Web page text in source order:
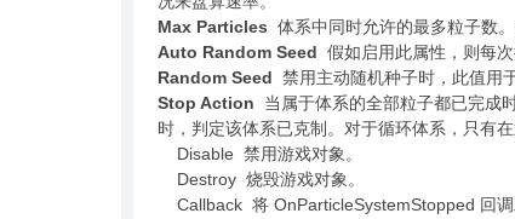
Max Particles 体系中同时允许的最多粒子数
Auto Random Seed 假如启用此属性，则每
Random Seed 禁用主动随机种子时，此值用
Stop Action 当属于体系的全部粒子都已完成
时，判定该体系已克制。对于循环体系，只有
Disable 禁用游戏对象。
Destroy 烧毁游戏对象。
Callback 将 OnParticleSystemStopped 回调